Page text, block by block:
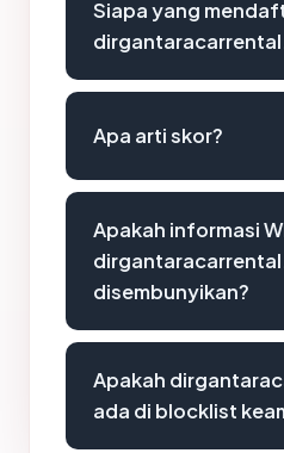
Siapa yang
Apa arti skor?
Apakah informasi
disembunyikan?
Apakah
ada di blocklist